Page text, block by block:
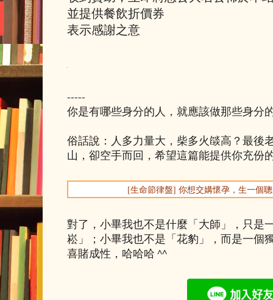
並提供餐飲折價券
表示感謝之意
-----
你是有哪些身分的人，就應該做那些身分
俗話說：人多力量大，柴多火燄高？最後
山，卻空手而回，希望這篇能提供你充份
[生命節律盤] 你想交媾懷孕，生一個
對了，小畢我也不是什麼「大師」，只是
崧」；小畢我也不是「花豹」，而是一個
喜賭成性，哈哈哈 ^^